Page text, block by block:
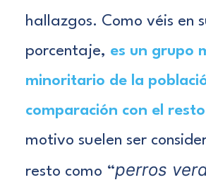
hallazgos. Como véis en
porcentaje, es un grupo
minoritario de la
comparación con el resto
motivo suelen ser
resto como “perros